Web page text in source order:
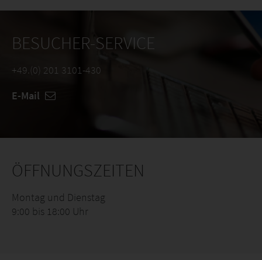
BESUCHER-SERVICE
+49.(0) 201 3101-430
E-Mail
ÖFFNUNGSZEITEN
Montag und Dienstag
9:00 bis 18:00 Uhr